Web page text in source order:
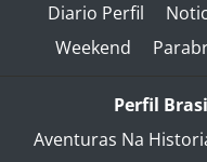
Diario Perfil
Weekend
Perfil
Aventuras Na